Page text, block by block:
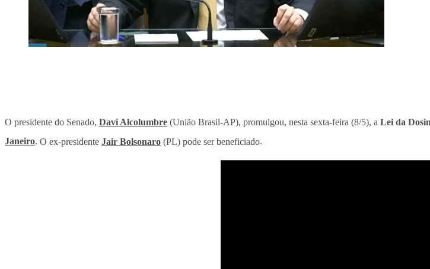
O presidente do Senado, Davi Alcolumbre (União Brasil-AP), promulgou, nesta sexta-feira (8/5), a Lei da
Janeiro. O ex-presidente Jair Bolsonaro (PL) pode ser beneficiado.